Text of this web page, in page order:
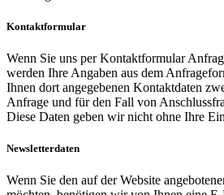
Kontaktformular
Wenn Sie uns per Kontaktformular
werden Ihre Angaben aus dem
Ihnen dort angegebenen Kontaktdaten
Anfrage und für den Fall von
Diese Daten geben wir nicht ohne Ihre
Newsletterdaten
Wenn Sie den auf der Website